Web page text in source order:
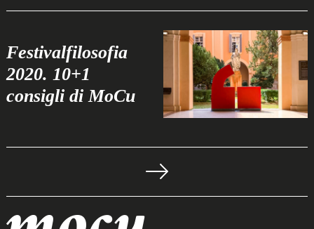
Festivalfilosofia
2020. 10+1
consigli di MoCu